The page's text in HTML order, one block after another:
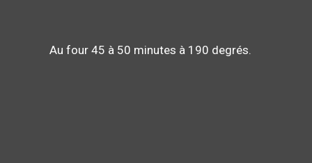
Au four 45 à 50 minutes à 190 degrés.